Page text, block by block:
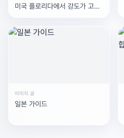
미국 플로리다에서 강도가 고양
이미지 글
일본 가이드